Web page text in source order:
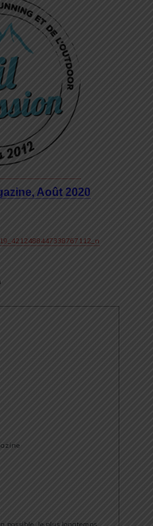
Août 2020
possible, le plus longtemps